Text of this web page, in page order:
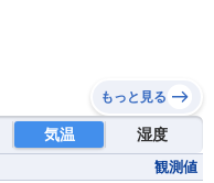
もっと見る
気温 湿度
観測値